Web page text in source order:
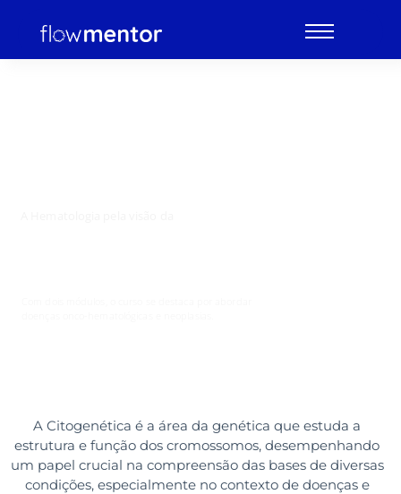
A Citogenética é a área da genética que estuda a
estrutura e função dos cromossomos, desempenhando
um papel crucial na compreensão das bases de diversas
condições, especialmente no contexto de doenças e